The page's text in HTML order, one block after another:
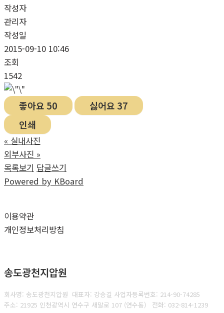
작성자
관리자
작성일
2015-09-10 10:46
조회
1542
좋아요 50 싫어요 37
인쇄
« 실내사진
외부사진 »
목록보기 답글쓰기
Powered by KBoard
이용약관
개인정보처리방침
송도광천지압원
회사명: 송도광천지압원 대표자: 강승길 사업자등록번호: 214-90-74285
주소: 21925 인천광역시 연수구 새말로 107 (연수동) 전화: 032-814-1239